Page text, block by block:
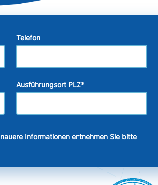
Telefon
Ausführungsort PLZ*
Informationen entnehmen Sie bitte